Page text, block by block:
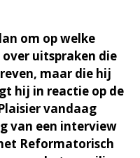
om op welke
uitspraken die
maar die hij
hij in reactie op de
vandaag
van een interview
Reformatorisch